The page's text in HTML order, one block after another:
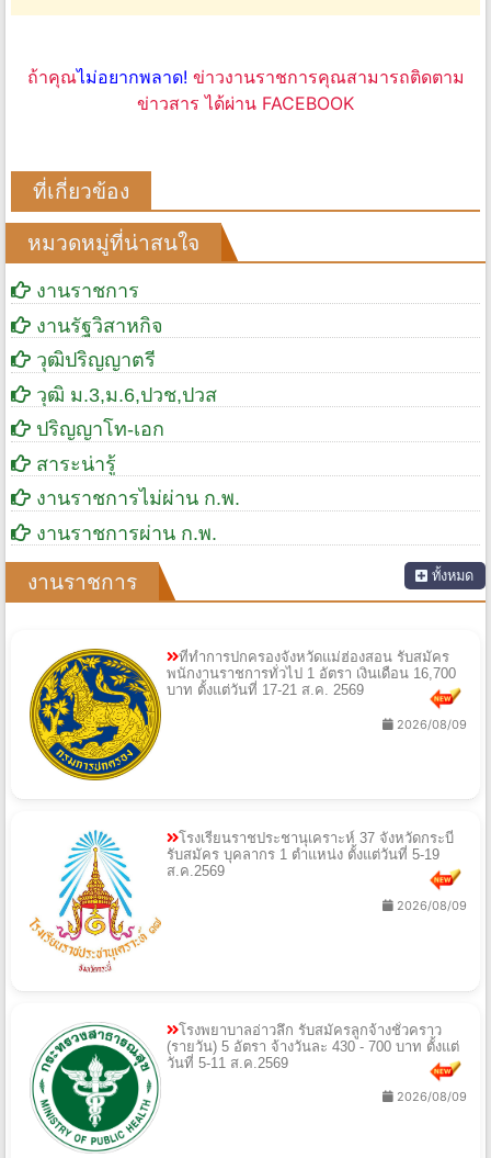
ถ้าคุณไม่อยากพลาด! ข่าวงานราชการคุณสามารถติดตาม
ข่าวสาร ได้ผ่าน FACEBOOK
ที่เกี่ยวข้อง
หมวดหมู่ที่น่าสนใจ
งานราชการ
งานรัฐวิสาหกิจ
วุฒิปริญญาตรี
วุฒิ ม.3,ม.6,ปวช,ปวส
ปริญญาโท-เอก
สาระน่ารู้
งานราชการไม่ผ่าน ก.พ.
งานราชการผ่าน ก.พ.
งานราชการ ทั้งหมด
ที่ทำการปกครองจังหวัดแม่ฮ่องสอน รับสมัคร
พนักงานราชการทั่วไป 1 อัตรา เงินเดือน 16,700
บาท ตั้งแต่วันที่ 17-21 ส.ค. 2569
2026/08/09
โรงเรียนราชประชานุเคราะห์ 37 จังหวัดกระบี่
รับสมัคร บุคลากร 1 ตำแหน่ง ตั้งแต่วันที่ 5-19
ส.ค.2569
2026/08/09
โรงพยาบาลอ่าวลึก รับสมัครลูกจ้างชั่วคราว
(รายวัน) 5 อัตรา จ้างวันละ 430 - 700 บาท ตั้งแต่
วันที่ 5-11 ส.ค.2569
2026/08/09